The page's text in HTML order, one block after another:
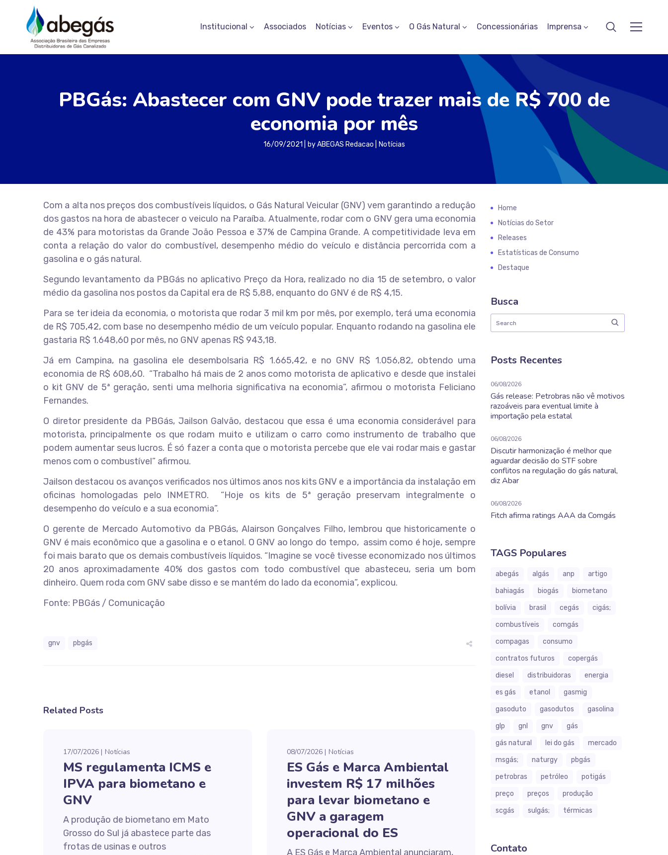
Institucional Associados Notícias Eventos O Gás Natural Concessionárias Imprensa
PBGás: Abastecer com GNV pode trazer mais de R$ 700 de
economia por mês
16/09/2021 byABEGAS Redacao Notícias
Com a alta nos preços dos combustíveis líquidos, o Gás Natural Veicular (GNV) vem garantindo a redução
dos gastos na hora de abastecer o veiculo na Paraíba. Atualmente, rodar com o GNV gera uma economia
de 43% para motoristas da Grande João Pessoa e 37% de Campina Grande. A competitividade leva em
conta a relação do valor do combustível, desempenho médio do veículo e distância percorrida com a
gasolina e o gás natural.
Segundo levantamento da PBGás no aplicativo Preço da Hora, realizado no dia 15 de setembro, o valor
médio da gasolina nos postos da Capital era de R$ 5,88, enquanto do GNV é de R$ 4,15.
Para se ter ideia da economia, o motorista que rodar 3 mil km por mês, por exemplo, terá uma economia
de R$ 705,42, com base no desempenho médio de um veículo popular. Enquanto rodando na gasolina ele
gastaria R$ 1.648,60 por mês, no GNV apenas R$ 943,18.
Já em Campina, na gasolina ele desembolsaria R$ 1.665,42, e no GNV R$ 1.056,82, obtendo uma
economia de R$ 608,60. “Trabalho há mais de 2 anos como motorista de aplicativo e desde que instalei
o kit GNV de 5ª geração, senti uma melhoria significativa na economia”, afirmou o motorista Feliciano
Fernandes.
O diretor presidente da PBGás, Jailson Galvão, destacou que essa é uma economia considerável para
motorista, principalmente os que rodam muito e utilizam o carro como instrumento de trabalho que
podem aumentar seus lucros. É só fazer a conta que o motorista percebe que ele vai rodar mais e gastar
menos com o combustível” afirmou.
Jailson destacou os avanços verificados nos últimos anos nos kits GNV e a importância da instalação em
oficinas homologadas pelo INMETRO. “Hoje os kits de 5ª geração preservam integralmente o
desempenho do veículo e a sua economia”.
O gerente de Mercado Automotivo da PBGás, Alairson Gonçalves Filho, lembrou que historicamente o
GNV é mais econômico que a gasolina e o etanol. O GNV ao longo do tempo, assim como é hoje, sempre
foi mais barato que os demais combustíveis líquidos. “Imagine se você tivesse economizado nos últimos
20 anos aproximadamente 40% dos gastos com todo combustível que abasteceu, seria um bom
dinheiro. Quem roda com GNV sabe disso e se mantém do lado da economia”, explicou.
Fonte: PBGás / Comunicação
gnv pbgás
Related Posts
17/07/2026 Notícias
MS regulamenta ICMS e
IPVA para biometano e
GNV
A produção de biometano em Mato
Grosso do Sul já abastece parte das
frotas de usinas e outros
08/07/2026 Notícias
ES Gás e Marca Ambiental
investem R$ 17 milhões
para levar biometano e
GNV a garagem
operacional do ES
A ES Gás e Marca Ambiental anunciaram,
Home
Notícias do Setor
Releases
Estatísticas de Consumo
Destaque
Busca
Posts Recentes
06/08/2026
Gás release: Petrobras não vê motivos
razoáveis para eventual limite à
importação pela estatal
06/08/2026
Discutir harmonização é melhor que
aguardar decisão do STF sobre
conflitos na regulação do gás natural,
diz Abar
06/08/2026
Fitch afirma ratings AAA da Comgás
TAGS Populares
abegás algás anp
artigo
bahiagás
biogás
biometano
bolívia
brasil cegás
cigás;
combustíveis
comgás
compagas
consumo
contratos futuros
copergás
diesel
distribuidoras
energia
es gás
etanol
gasmig
gasoduto
gasodutos
gasolina
glp
gnl gnv
gás
gás natural
lei do gás
mercado
msgás;
naturgy
pbgás
petrobras
petróleo
potigás
preço
preços
produção
scgás
sulgás; térmicas
Contato